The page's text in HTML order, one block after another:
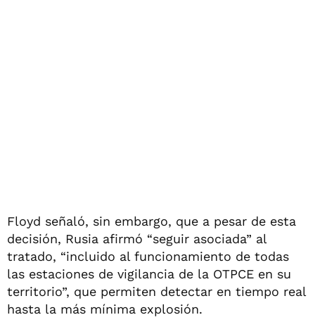
Floyd señaló, sin embargo, que a pesar de esta
decisión, Rusia afirmó “seguir asociada” al
tratado, “incluido al funcionamiento de todas
las estaciones de vigilancia de la OTPCE en su
territorio”, que permiten detectar en tiempo real
hasta la más mínima explosión.